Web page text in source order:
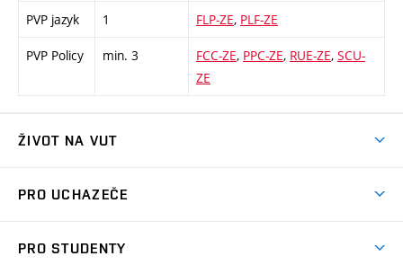
PVP jazyk 1 FLP-ZE, PLF-ZE
PVP Policy min. 3 FCC-ZE, PPC-ZE, RUE-ZE, SCU-
ZE
ŽIVOT NA VUT
Koleje
PRO UCHAZEČE
PRO STUDENTY